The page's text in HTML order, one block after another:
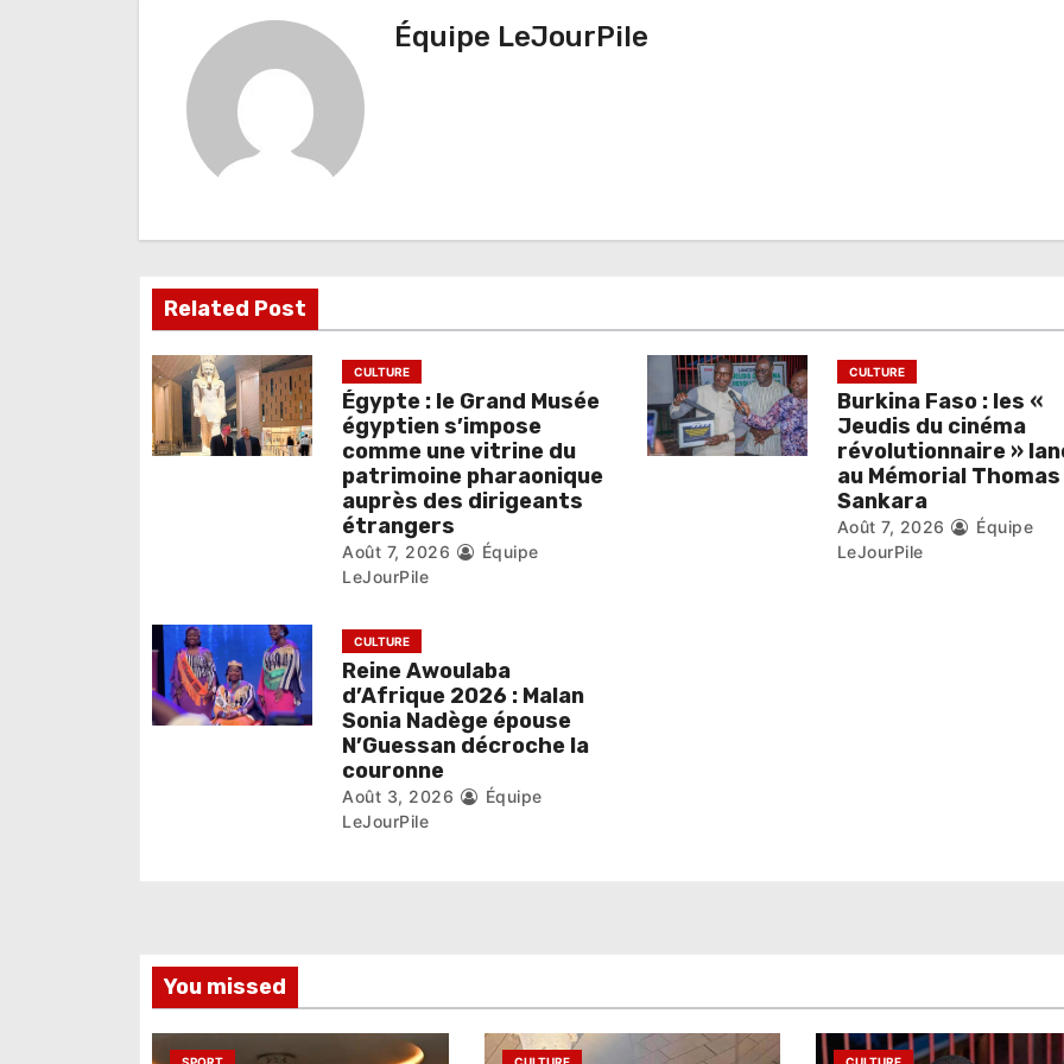
o
n
d
e
l
’
i
c
Équipe LeJourPile
Related Post
CULTURE
Égypte : le Grand Musée
égyptien s’impose
comme une vitrine du
patrimoine pharaonique
auprès des dirigeants
étrangers
Août 7, 2026
Équipe
LeJourPile
CULTURE
Burkina Faso : les «
Jeudis du cinéma
révolutionnaire »
au Mémorial Thomas
Sankara
Août 7, 2026
Équipe
LeJourPile
CULTURE
Reine Awoulaba
d’Afrique 2026 : Malan
Sonia Nadège épouse
N’Guessan décroche la
couronne
Août 3, 2026
Équipe
LeJourPile
You missed